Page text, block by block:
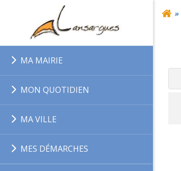
MA MAIRIE
MON QUOTIDIEN
MA VILLE
MES DÉMARCHES